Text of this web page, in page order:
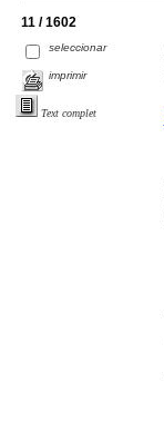
11 / 1602
seleccionar
imprimir
Text complet